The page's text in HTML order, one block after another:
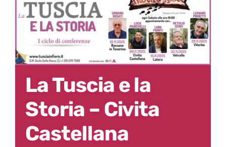
La Tuscia e la
Storia – Civita
Castellana